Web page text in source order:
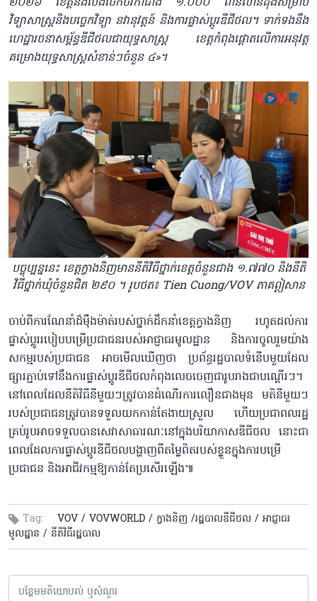
វិទ្យាសាស្ត្រនិងបច្ចេកវិទ្យា នវានុវត្តន៍ និងការផ្លាស់ប្តូរឌីជីថល។ ទាក់ទងនឹង
ហេដ្ឋារចនាសម្ព័ន្ធឌីជីថលជាយុទ្ធសាស្ត្រ ខេត្តកំពុងផ្តោតលើការអនុវត្ត
គម្រោងយុទ្ធសាស្ត្រសំខាន់ៗចំនួន ៤»​។
បច្ចុប្បន្ននេះ ខេត្តក្វាងនិញមាននីតិវិធីថ្នាក់ខេត្តចំនួនជាង ១.៧៧០ និងនីតិ
វិធីថ្នាក់ឃុំចំនួនជិត ២៩០ ។ រូបថត៖ Tien Cuong/VOV ភាគឦសាន
ចាប់ពីការណែនាំដ៏ម៉ឺងម៉ាត់របស់ថ្នាក់ដឹកនាំខេត្តក្វាងនិញ រហូតដល់ការ
ផ្លាស់ប្តូរ​​របៀបបម្រើ​ប្រជាជនរបស់អាជ្ញាធរមូលដ្ឋាន និងការចូលរួមយ៉ាង
សកម្មរបស់ប្រជាជន អាច​មើល​ឃើញ​ថា ប្រព័ន្ធរដ្ឋបាលទំនើបមួយដែល
ផ្សារ​ភ្ជាប់ទៅនឹងការផ្លាស់ប្តូរឌីជីថលកំពុងលេចចេញជារូបរាង​ជាបណ្ដើរៗ។
នៅពេលដែលនីតិវិធីនីមួយៗត្រូវបានដំណើរការលឿនជាងមុន មតិនីមួយៗ
របស់ប្រជាជន​ត្រូវបានទទួលយក​កាន់តែងាយស្រួល ហើយប្រជាពលរដ្ឋ​
គ្រប់រូប​អាចទទួលបានសេវាសាធារណៈនៅក្នុងបរិយាកាសឌីជីថល នោះជា
ពេលដែលការផ្លាស់ប្តូរឌីជីថលបង្ហាញពីតម្លៃពិតរបស់ខ្លួនក្នុងការបម្រើ
ប្រជាជន និងអាជីវកម្ម​ឱ្យ​កាន់តែប្រសើរឡើង៕​
Tag: VOV / VOVWORLD / ក្វាងនិញ /​រដ្ឋបាលឌីជីថល / អាជ្ញាធរ​
មូលដ្ឋាន / នីតិវិធី​រដ្ឋបាល​